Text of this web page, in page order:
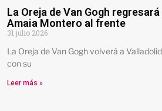
La Oreja de Van Gogh
Amaia Montero al frente
31 julio 2026
La Oreja de Van Gogh volverá a
con su
Leer más »